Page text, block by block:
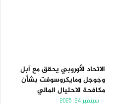
الاتحاد الأوروبي يحقق مع آبل
وجوجل ومايكروسوفت بشأن
مكافحة الاحتيال المالي
سبتمبر 24, 2025